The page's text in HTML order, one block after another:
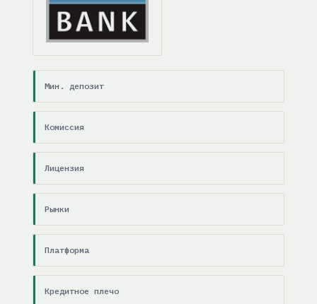
Мин. депозит
Комиссия
Лицензия
Рынки
Платформа
Кредитное плечо